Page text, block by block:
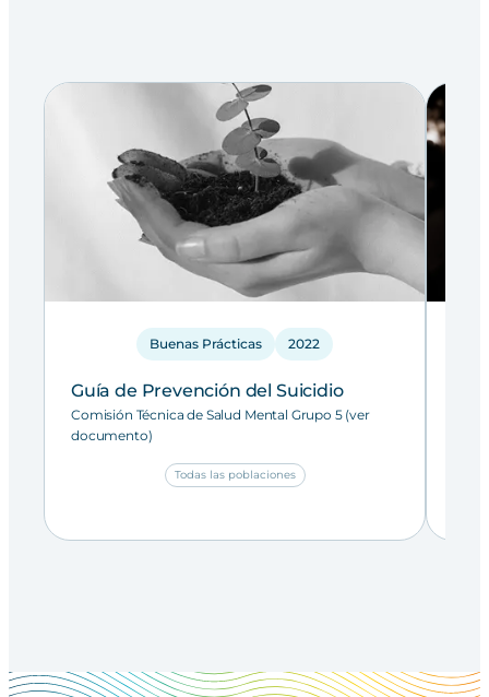
Buenas Prácticas 2022
Guía de Prevención del Suicidio
Comisión Técnica de Salud Mental Grupo 5 (ver
documento)
Todas las poblaciones